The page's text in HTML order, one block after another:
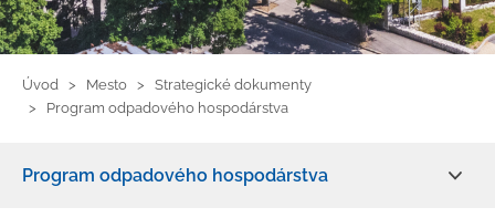
Úvod Mesto
Strategické dokumenty
Program odpadového hospodárstva
Program odpadového hospodárstva